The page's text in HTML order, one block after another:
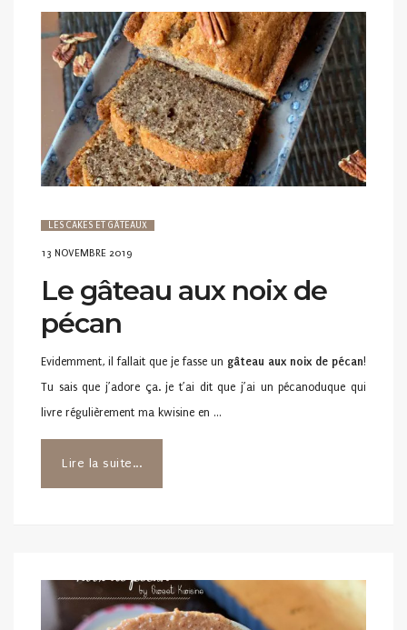
LES CAKES ET GÂTEAUX
POSTED
13 NOVEMBRE 2019
Le gâteau aux noix de
pécan
Evidemment, il fallait que je fasse un gâteau aux noix de pécan!
Tu sais que j’adore ça. je t’ai dit que j’ai un pécanoduque qui
livre régulièrement ma kwisine en …
Lire la suite...